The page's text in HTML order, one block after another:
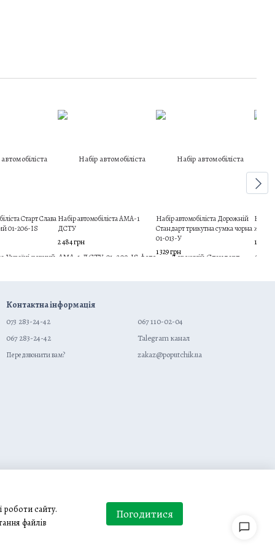
Старт Слава
01-206-IS
Набір автомобіліста АМА-1
ДСТУ
2 484 грн
Набір автомобіліста Дорожній
Стандарт трикутна сумка чорна
01-013-У
1 329 грн
Набір
1 915
Контактна інформація
073 283-24-42
067 283-24-42
Передзвонити вам?
067 110-02-04
Talegram канал
zakaz@poputchik.ua
роботи сайту.
файлів
Погодитися